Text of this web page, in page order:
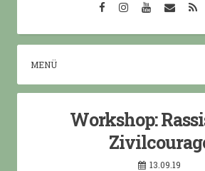
FacebookInstagramYouTube
Email
MENÜ
Workshop:
13.09.19